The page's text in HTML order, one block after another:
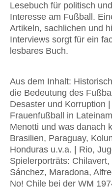
Lesebuch für politisch
Interesse am Fußball.
Artikeln, sachlichen und
Interviews sorgt für ein
lesbares Buch.
Aus dem Inhalt:
die Bedeutung des
Desaster und Korruption
Frauenfußball in
Menotti und was danach
Brasilien, Paraguay,
Honduras u.v.a. | Rio,
Spielerporträts:
Sánchez, Maradona,
No! Chile bei der WM